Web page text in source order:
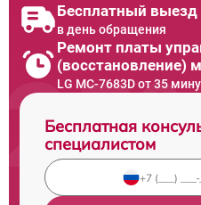
Бесплатный выезд
в день обращения
Ремонт платы
(восстановление)
LG MC-7683D от 35
Бесплатная
специалистом